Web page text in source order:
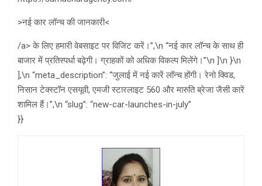
>नई कार लॉन्च की जानकारी<
/a> के लिए हमारी वेबसाइट पर विजिट करें।”,\n “नई कार लॉन्च के साथ ही
बाजार में प्रतिस्पर्धा बढ़ेगी। ग्राहकों को अधिक विकल्प मिलेंगे।”\n ]\n }\n
],\n “meta_description”: “जुलाई में नई कारें लॉन्च होंगी। रेनो क्विड,
निसान टेक्स्टॉन एसयूवी, एमजी स्टारलाइट 560 और मारुति ब्रेजा जैसी कारें
शामिल हैं।”,\n “slug”: “new-car-launches-in-july”
}}